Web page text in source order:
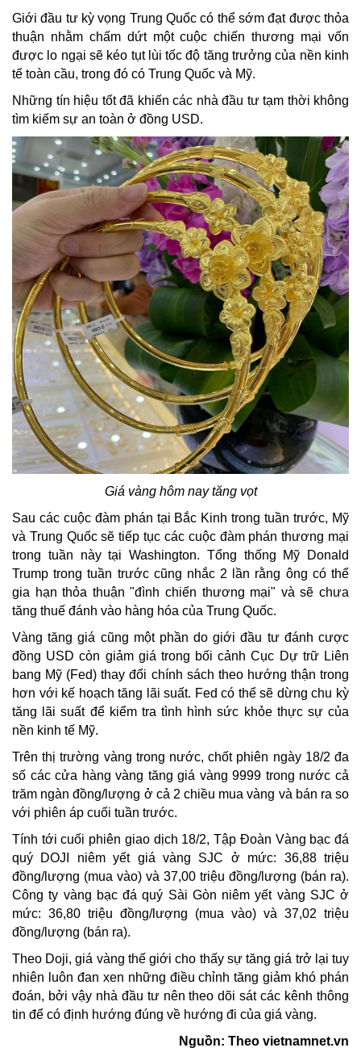
Giới đầu tư kỳ vọng Trung Quốc có thể sớm đạt được thỏa
thuận nhằm chấm dứt một cuộc chiến thương mại vốn
được lo ngại sẽ kéo tụt lùi tốc độ tăng trưởng của nền kinh
tế toàn cầu, trong đó có Trung Quốc và Mỹ.
Những tín hiệu tốt đã khiến các nhà đầu tư tạm thời không
tìm kiếm sự an toàn ở đồng USD.
Giá vàng hôm nay tăng vọt
Sau các cuộc đàm phán tại Bắc Kinh trong tuần trước, Mỹ
và Trung Quốc sẽ tiếp tục các cuộc đàm phán thương mại
trong tuần này tại Washington. Tổng thống Mỹ Donald
Trump trong tuần trước cũng nhắc 2 lần rằng ông có thể
gia hạn thỏa thuận "đình chiến thương mại" và sẽ chưa
tăng thuế đánh vào hàng hóa của Trung Quốc.
Vàng tăng giá cũng một phần do giới đầu tư đánh cược
đồng USD còn giảm giá trong bối cảnh Cục Dự trữ Liên
bang Mỹ (Fed) thay đổi chính sách theo hướng thận trong
hơn với kế hoạch tăng lãi suất. Fed có thể sẽ dừng chu kỳ
tăng lãi suất để kiểm tra tình hình sức khỏe thực sự của
nền kinh tế Mỹ.
Trên thị trường vàng trong nước, chốt phiên ngày 18/2 đa
số các cửa hàng vàng tăng giá vàng 9999 trong nước cả
trăm ngàn đồng/lượng ở cả 2 chiều mua vàng và bán ra so
với phiên áp cuối tuần trước.
Tính tới cuối phiên giao dịch 18/2, Tập Đoàn Vàng bạc đá
quý DOJI niêm yết giá vàng SJC ở mức: 36,88 triệu
đồng/lượng (mua vào) và 37,00 triệu đồng/lượng (bán ra).
Công ty vàng bạc đá quý Sài Gòn niêm yết vàng SJC ở
mức: 36,80 triệu đồng/lượng (mua vào) và 37,02 triệu
đồng/lượng (bán ra).
Theo Doji, giá vàng thế giới cho thấy sự tăng giá trở lại tuy
nhiên luôn đan xen những điều chỉnh tăng giảm khó phán
đoán, bởi vậy nhà đầu tư nên theo dõi sát các kênh thông
tin để có định hướng đúng về hướng đi của giá vàng.
Nguồn: Theo vietnamnet.vn